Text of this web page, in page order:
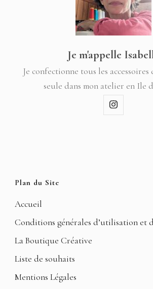
Je m'appelle
Je confectionne tous les
seule dans mon atelier en Ile
Plan du Site
Accueil
Conditions générales d’utilisation et
La Boutique Créative
Liste de souhaits
Mentions Légales